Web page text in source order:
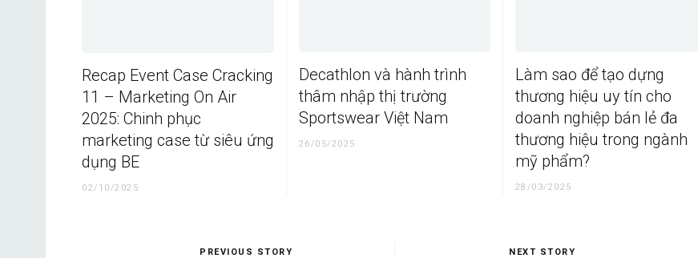
Recap Event Case Cracking
11 – Marketing On Air
2025: Chinh phục
marketing case từ siêu ứng
dụng BE
02/10/2025
Decathlon và hành trình
thâm nhập thị trường
Sportswear Việt Nam
26/05/2025
Làm sao để tạo dựng
thương hiệu uy tín cho
doanh nghiệp bán lẻ đa
thương hiệu trong ngành
mỹ phẩm?
28/03/2025
PREVIOUS STORY NEXT STORY